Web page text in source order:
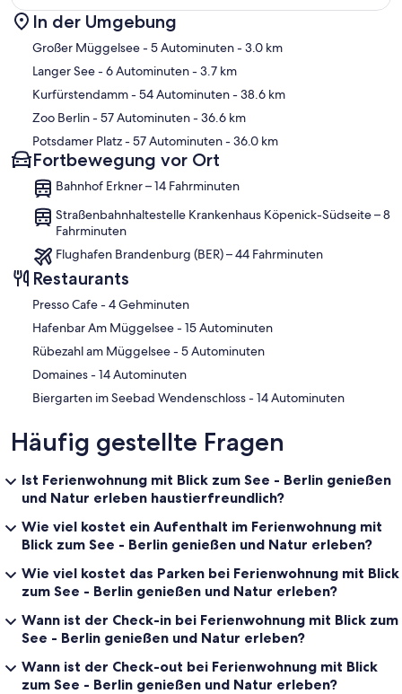
Karte
In der Umgebung
Großer Müggelsee- 5 Autominuten- 3.0 km
Langer See- 6 Autominuten- 3.7 km
Kurfürstendamm- 54 Autominuten- 38.6 km
Zoo Berlin- 57 Autominuten- 36.6 km
Potsdamer Platz- 57 Autominuten- 36.0 km
Fortbewegung vor Ort
Bahnhof Erkner – 14 Fahrminuten
Straßenbahnhaltestelle Krankenhaus Köpenick-Südseite – 8
Fahrminuten
Flughafen Brandenburg (BER) – 44 Fahrminuten
Restaurants
‪Presso Cafe - ‬4 Gehminuten
‪Hafenbar Am Müggelsee - ‬15 Autominuten
‪Rübezahl am Müggelsee - ‬5 Autominuten
‪Domaines - ‬14 Autominuten
‪Biergarten im Seebad Wendenschloss - ‬14 Autominuten
Häufig gestellte Fragen
Ist Ferienwohnung mit Blick zum See - Berlin genießen
und Natur erleben haustierfreundlich?
Wie viel kostet ein Aufenthalt im Ferienwohnung mit
Blick zum See - Berlin genießen und Natur erleben?
Wie viel kostet das Parken bei Ferienwohnung mit Blick
zum See - Berlin genießen und Natur erleben?
Wann ist der Check-in bei Ferienwohnung mit Blick zum
See - Berlin genießen und Natur erleben?
Wann ist der Check-out bei Ferienwohnung mit Blick
zum See - Berlin genießen und Natur erleben?